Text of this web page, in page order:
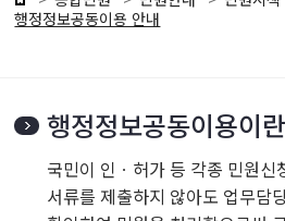
행정정보공동이용 안내
행정정보공동이용이
국민이 인ㆍ허가 등 각종 민원신
서류를 제출하지 않아도 업무담